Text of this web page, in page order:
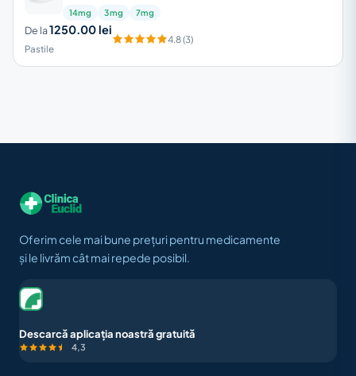
14mg 3mg 7mg
De la1250.00 lei
Pastile
4.8 (3)
Oferim cele mai bune prețuri pentru medicamente
și le livrăm cât mai repede posibil.
Descarcă aplicația noastră gratuită
4,3